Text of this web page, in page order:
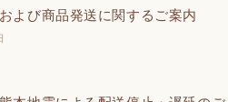
よび商品発送に関するご案内